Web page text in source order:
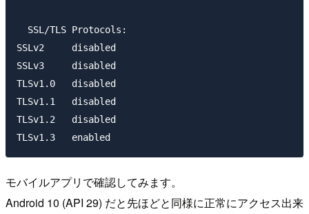
  SSL/TLS Protocols:
SSLv2     disabled
SSLv3     disabled
TLSv1.0   disabled
TLSv1.1   disabled
TLSv1.2   disabled
モバイルアプリで確認してみます。
Android 10 (API 29) だと先ほどと同様に正常にアクセス出来